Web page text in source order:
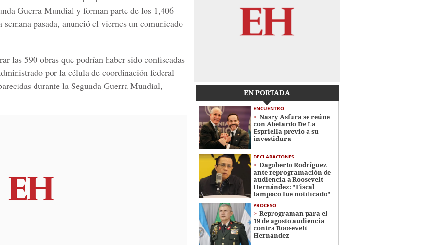
Guerra Mundial y forman parte de los 1,406
pasada, anunció el viernes un comunicado
las 590 obras que podrían haber sido confiscadas
por la célula de coordinación federal
durante la Segunda Guerra Mundial,
EN PORTADA
ENCUENTRO
Nasry Asfura se reúne
con Abelardo De La
Espriella previo a su
investidura
DECLARACIONES
Dagoberto Rodríguez
ante reprogramación de
audiencia a Roosevelt
Hernández: "Fiscal
tampoco fue notificado"
PROCESO
Reprograman para el
19 de agosto audiencia
contra Roosevelt
Hernández